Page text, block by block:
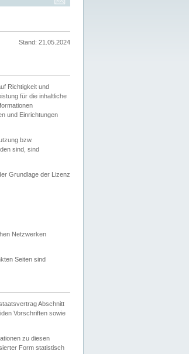
Stand: 21.05.2024
Richtigkeit und
für die inhaltliche
und Einrichtungen
bzw.
sind, sind
Grundlage der Lizenz
Netzwerken
Seiten sind
Abschnitt
Vorschriften sowie
zu diesen
Form statistisch